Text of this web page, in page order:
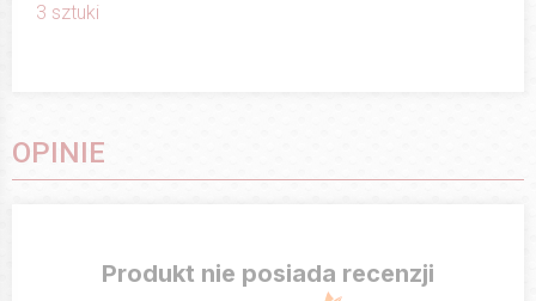
3 sztuki
OPINIE
Produkt nie posiada recenzji